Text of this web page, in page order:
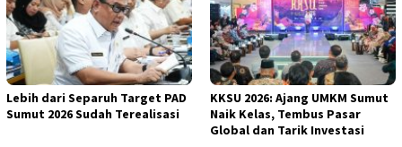
Lebih dari Separuh Target PAD
Sumut 2026 Sudah Terealisasi
KKSU 2026: Ajang UMKM Sumut
Naik Kelas, Tembus Pasar
Global dan Tarik Investasi